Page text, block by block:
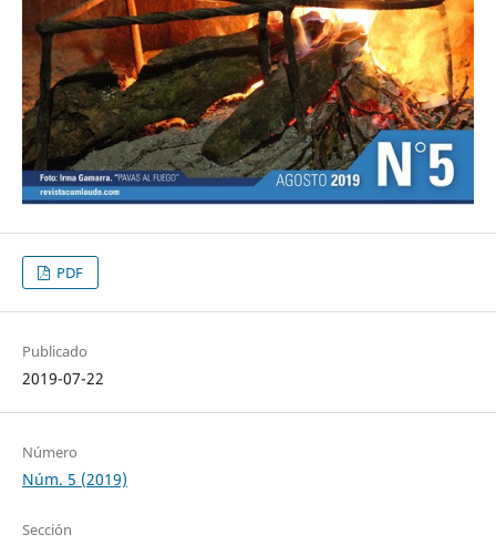
PDF
Publicado
2019-07-22
Número
Núm. 5 (2019)
Sección